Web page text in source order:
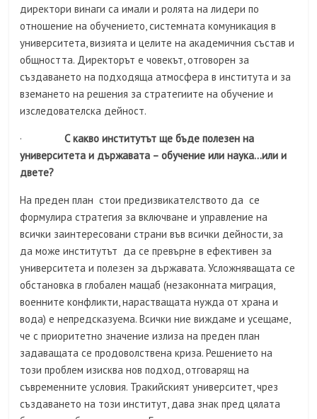
директори винаги са имали и ролята на лидери по
отношение на обучението, системната комуникация в
университета, визията и целите на академичния състав и
общността. Директорът е човекът, отговорен за
създаването на подходяща атмосфера в института и за
вземането на решения за стратегиите на обучение и
изследователска дейност.
·С какво институтът ще бъде полезен на
университета и държавата – обучение или наука…или и
двете?
На преден план стои предизвикателството да се
формулира стратегия за включване и управление на
всички заинтересовани страни във всички дейности, за
да може институтът да се превърне в ефективен за
университета и полезен за държавата. Усложняващата се
обстановка в глобален мащаб (незаконната миграция,
военните конфликти, нарастващата нужда от храна и
вода) e непредсказуема. Всички ние виждаме и усещаме,
че с приоритетно значение излиза на преден план
задаващата се продоволствена криза. Решението на
този проблем изисква нов подход, отговарящ на
съвременните условия. Тракийският университет, чрез
създаването на този институт, дава знак пред цялата